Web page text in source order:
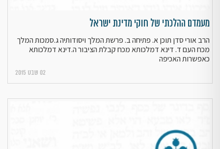
מעמדם ההלכתי של חוקי מדינת ישראל
הרב אורי סדן תוכן א. פתיחה ב. פרשת המלך ויסודותיה ג.סמכות המלך
מכח העם ד. דינא דמלכותא מכח קבלת הציבור ה.דינא דמלכותא
כאפשרות האכיפה
02 שבט 2015